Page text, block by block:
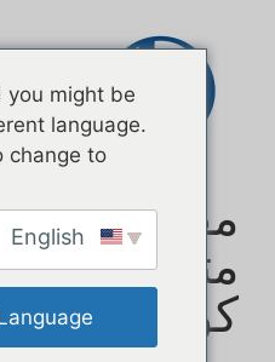
مترًا لأحد
كوراساو
you might be
language.
change to: